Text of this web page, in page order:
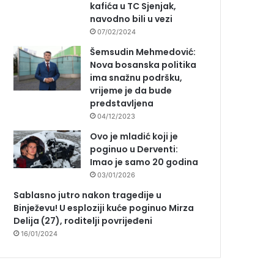
kafića u TC Sjenjak,
navodno bili u vezi
07/02/2024
Šemsudin Mehmedović:
Nova bosanska politika
ima snažnu podršku,
vrijeme je da bude
predstavljena
04/12/2023
Ovo je mladić koji je
poginuo u Derventi:
Imao je samo 20 godina
03/01/2026
Sablasno jutro nakon tragedije u
Binježevu! U esploziji kuće poginuo Mirza
Delija (27), roditelji povrijeđeni
16/01/2024